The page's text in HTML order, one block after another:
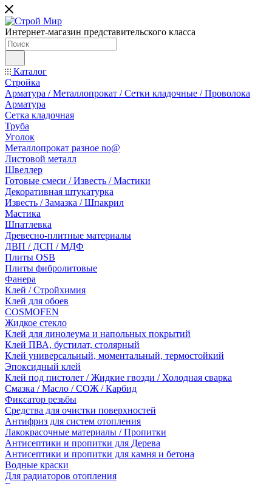
Интернет-магазин представительского класса
Каталог
Стройка
Арматура / Металлопрокат / Сетки кладочные / Проволока
Арматура
Сетка кладочная
Труба
Уголок
Металлопрокат разное no@
Листовой металл
Швеллер
Готовые смеси / Известь / Мастики
Декоративная штукатурка
Известь / Замазка / Шпакрил
Мастика
Шпатлевка
Древесно-плитные материалы
ДВП / ДСП / МДФ
Плиты OSB
Плиты фибролитовые
Фанера
Клей / Стройхимия
Клей для обоев
COSMOFEN
Жидкое стекло
Клей для линолеума и напольных покрытий
Клей ПВА, бустилат, столярный
Клей универсальный, моментальный, термостойкий
Эпоксидный клей
Клей под пистолет / Жидкие гвозди / Холодная сварка
Смазка / Масло / СОЖ / Карбид
Фиксатор резьбы
Средства для очистки поверхностей
Антифриз для систем отопления
Лакокрасочные материалы / Пропитки
Антисептики и пропитки для Дерева
Антисептики и пропитки для камня и бетона
Водные краски
Для радиаторов отопления